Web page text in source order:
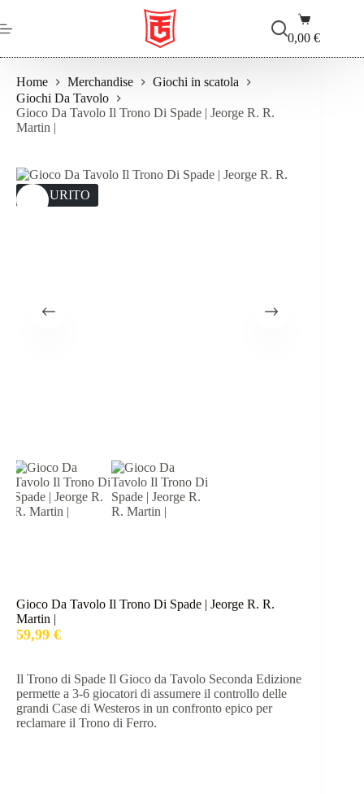
al
contenuto
Carrello
0,00€
Home Merchandise
Giochi in scatola
Giochi Da Tavolo
Gioco Da Tavolo Il Trono Di Spade | Jeorge R. R.
Martin |
ESAURITO
Gioco Da Tavolo Il Trono Di Spade | Jeorge R. R.
Martin |
59,99 €
Il Trono di Spade Il Gioco da Tavolo Seconda Edizione
permette a 3-6 giocatori di assumere il controllo delle
grandi Case di Westeros in un confronto epico per
reclamare il Trono di Ferro.